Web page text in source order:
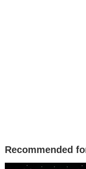
Recommended